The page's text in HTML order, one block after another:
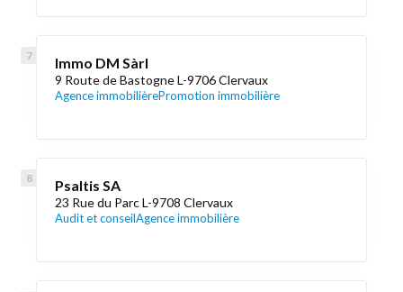
Immo DM Sàrl
9 Route de Bastogne L-9706 Clervaux
Agence immobilièrePromotion immobilière
Psaltis SA
23 Rue du Parc L-9708 Clervaux
Audit et conseilAgence immobilière